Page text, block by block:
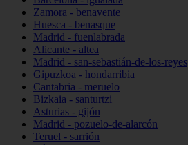
Zamora - benavente
Huesca - benasque
Madrid - fuenlabrada
Alicante - altea
Madrid - san-sebastián-de-los-reyes
Gipuzkoa - hondarribia
Cantabria - meruelo
Bizkaia - santurtzi
Asturias - gijón
Madrid - pozuelo-de-alarcón
Teruel - sarrión